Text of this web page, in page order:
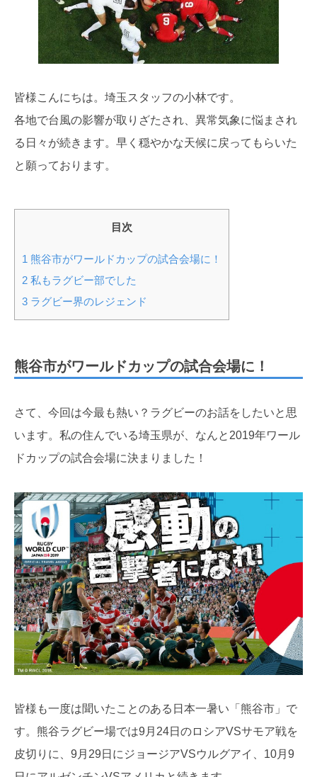
皆様こんにちは。埼玉スタッフの小林です。
各地で台風の影響が取りざたされ、異常気象に悩まされ
る日々が続きます。早く穏やかな天候に戻ってもらいた
と願っております。
目次
1 熊谷市がワールドカップの試合会場に！
2 私もラグビー部でした
3 ラグビー界のレジェンド
熊谷市がワールドカップの試合会場に！
さて、今回は今最も熱い？ラグビーのお話をしたいと思
います。私の住んでいる埼玉県が、なんと2019年ワール
ドカップの試合会場に決まりました！
皆様も一度は聞いたことのある日本一暑い「熊谷市」で
す。熊谷ラグビー場では9月24日のロシアVSサモア戦を
皮切りに、9月29日にジョージアVSウルグアイ、10月9